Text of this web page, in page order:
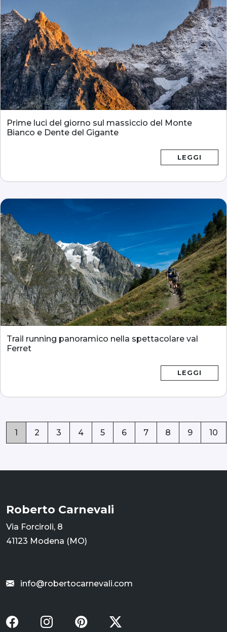
Prime luci del giorno sul massiccio del Monte
Bianco e Dente del Gigante
LEGGI
Trail running panoramico nella spettacolare val
Ferret
LEGGI
1 2 3 4 5 6 7 8 9 10
Roberto Carnevali
Via Forciroli, 8
41123 Modena (MO)
info@robertocarnevali.com